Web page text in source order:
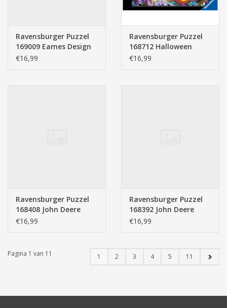
Ravensburger Puzzel
169009 Eames Design
Spectrum (1000
€16,99
Ravensburger Puzzel
168712 Halloween
(1000 Stukjes)
€16,99
Ravensburger Puzzel
168408 John Deere
Legacy (1000 Stukjes)
€16,99
Ravensburger Puzzel
168392 John Deere
Toen en Nu (1000
€16,99
Pagina 1 van 11 1 2 3 4 5 11